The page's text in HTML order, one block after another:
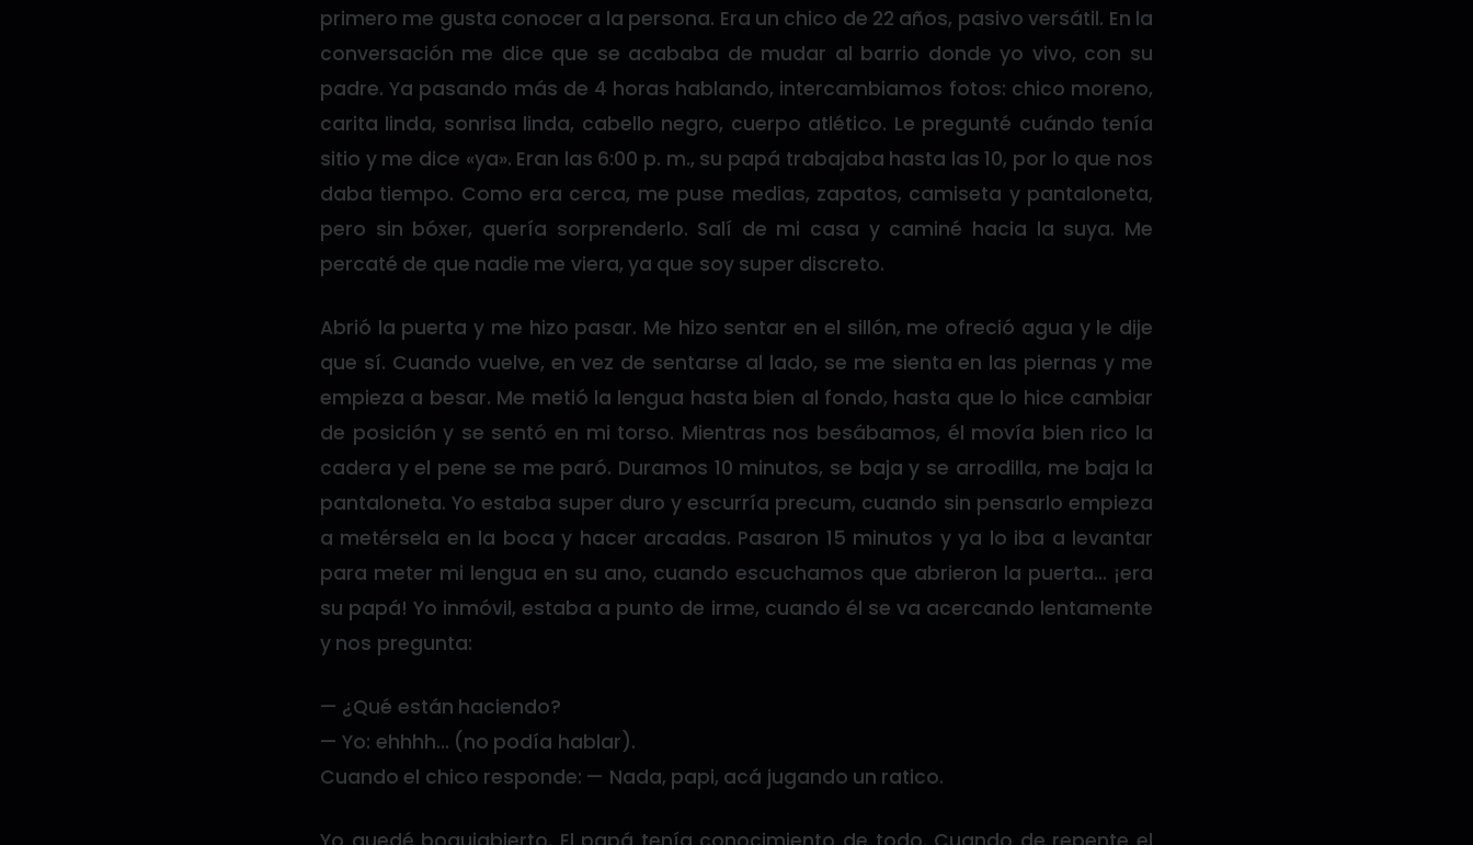
primero me gusta conocer a la persona. Era un chico de 22 años, pasivo versátil. En la
conversación me dice que se acababa de mudar al barrio donde yo vivo, con su
padre. Ya pasando más de 4 horas hablando, intercambiamos fotos: chico moreno,
carita linda, sonrisa linda, cabello negro, cuerpo atlético. Le pregunté cuándo tenía
sitio y me dice «ya». Eran las 6:00 p. m., su papá trabajaba hasta las 10, por lo que nos
daba tiempo. Como era cerca, me puse medias, zapatos, camiseta y pantaloneta,
pero sin bóxer, quería sorprenderlo. Salí de mi casa y caminé hacia la suya. Me
percaté de que nadie me viera, ya que soy super discreto.
Abrió la puerta y me hizo pasar. Me hizo sentar en el sillón, me ofreció agua y le dije
que sí. Cuando vuelve, en vez de sentarse al lado, se me sienta en las piernas y me
empieza a besar. Me metió la lengua hasta bien al fondo, hasta que lo hice cambiar
de posición y se sentó en mi torso. Mientras nos besábamos, él movía bien rico la
cadera y el pene se me paró. Duramos 10 minutos, se baja y se arrodilla, me baja la
pantaloneta. Yo estaba super duro y escurría precum, cuando sin pensarlo empieza
a metérsela en la boca y hacer arcadas. Pasaron 15 minutos y ya lo iba a levantar
para meter mi lengua en su ano, cuando escuchamos que abrieron la puerta… ¡era
su papá! Yo inmóvil, estaba a punto de irme, cuando él se va acercando lentamente
y nos pregunta:
— ¿Qué están haciendo?
— Yo: ehhhh… (no podía hablar).
Cuando el chico responde: — Nada, papi, acá jugando un ratico.